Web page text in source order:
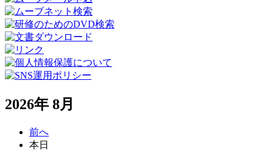
2026年 8月
前へ
本日